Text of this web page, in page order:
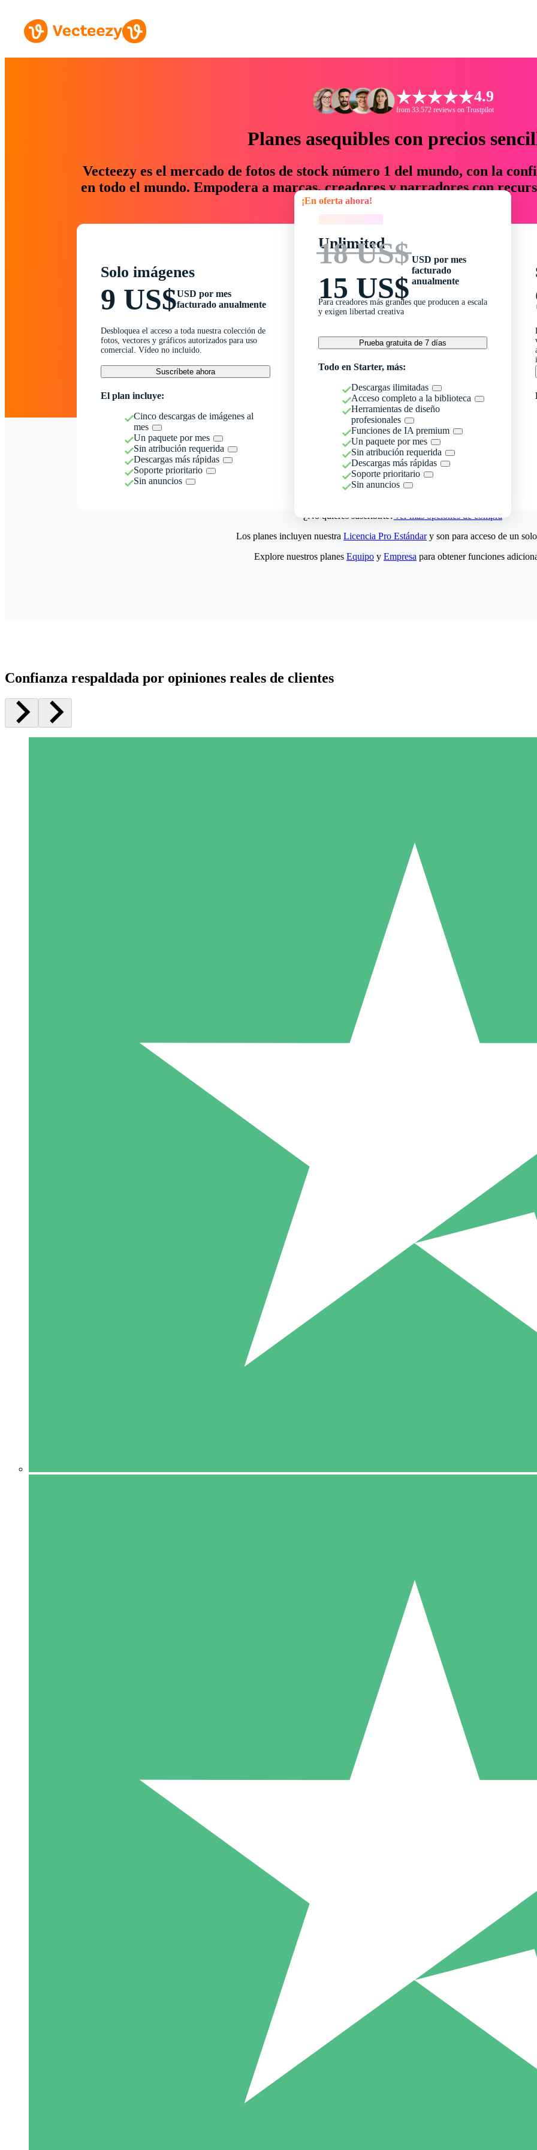
4.9
from 33.572 reviews on Trustpilot
Planes asequibles con precios
Vecteezy es el mercado de fotos de stock número 1 del mundo, con la
en todo el mundo. Empodera a marcas, creadores y narradores con
un 76 % en tiempo y presupuesto.
Solo imágenes
9 US$USD por mes
facturado anualmente
Desbloquea el acceso a toda nuestra colección de
fotos, vectores y gráficos autorizados para uso
comercial. Vídeo no incluido.
Suscríbete ahora
El plan incluye:
Cinco descargas de imágenes al
mes
Un paquete por mes
Sin atribución requerida
Descargas más rápidas
Soporte prioritario
Sin anuncios
¡En oferta ahora!
Unlimited
18 US$
15 US$
USD por mes
facturado
anualmente
Para creadores más grandes que producen a escala
y exigen libertad creativa
Prueba gratuita de 7 días
Todo en Starter, más:
Descargas ilimitadas
Acceso completo a la biblioteca
Herramientas de diseño
profesionales
Funciones de IA premium
Un paquete por mes
Sin atribución requerida
Descargas más rápidas
Soporte prioritario
Sin anuncios
¿No quieres suscribirte?Ver más opciones de compra
5 Descargas
15
Los planes incluyen nuestra Licencia Pro Estándary son para acceso de un
Explore nuestros planes Equipo y Empresa para obtener funciones
Confianza respaldada por opiniones reales de clientes